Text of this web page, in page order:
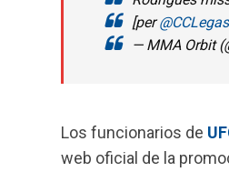
[per
— MMA Orbit
Los funcionarios de
web oficial de la